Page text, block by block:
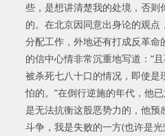
些，是想讲清楚我的处境，否
的。在北京因同意出身论的观点
分配工作，外地还有打成反革命
的信中心情非常沉重地写道：“
被杀死七八十口的情况，即使
怕的。”在倒行逆施的年代，他
是无法抗衡这股恶势力的，他预
斗争，我是失败的一方(也许是